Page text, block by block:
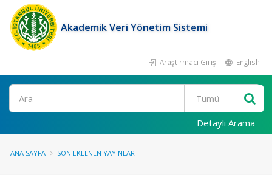
Akademik Veri Yönetim Sistemi
Araştırmacı Girişi English
Ara
Detaylı Arama
ANA SAYFA SON EKLENEN YAYINLAR